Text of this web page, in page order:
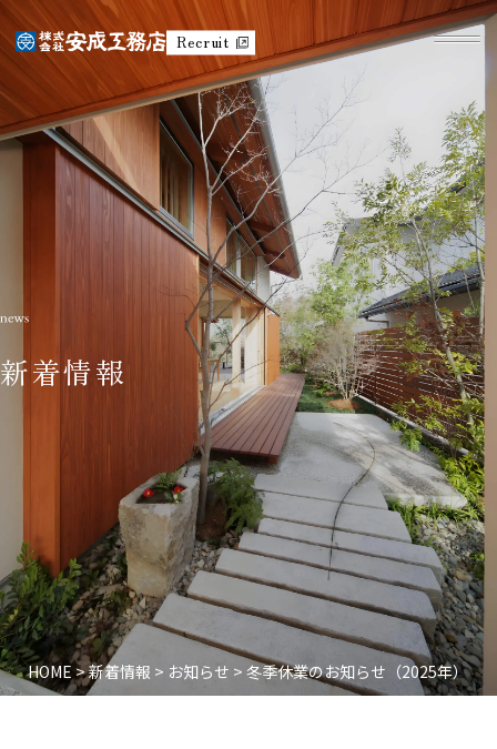
Recruit
新着情報
HOME>新着情報 > お知らせ >冬季休業のお知らせ（2025年）